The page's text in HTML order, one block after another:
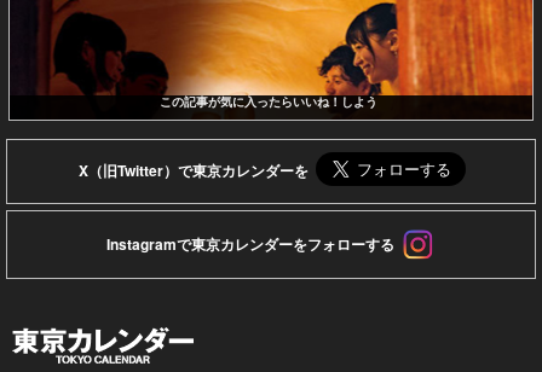
この記事が気に入ったらいいね！しよう
X（旧Twitter）で東京カレンダーを
Instagramで東京カレンダーをフォローする